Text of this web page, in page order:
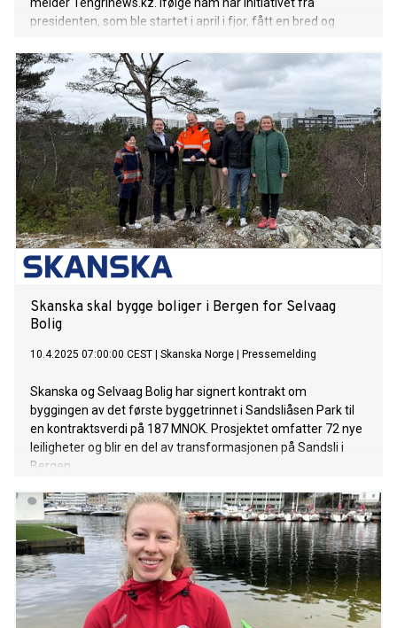
melder Tengrinews.kz. Ifølge ham har initiativet fra
presidenten, som ble startet i april i fjor, fått en bred og
og samfunnsprosjektet fikk bred oppslutning fra
befolkningen, særlig fra ungdommen. Alle regioner deltok i
aksjonen, sa Zheldibai. Siden initiativet ble satt i gang, er det
gjennomført 183 miljøtiltak tiltak i landet, med over 6,2
millioner deltakere - inkludert 229 000 frivillige. Prosjektet
omfattet et bredt spekter av tiltak: opprydding i nabolag og
offentlige områder – blant annet gjennom kampanjer som
Taza Ölge («Ren region»), World Clean Up Day og Önegelі
Urpaq («Den eksemplariske generasjonen»); planting av trær
og grøntarealer (Jasyl Aimaq – «Grønt område» og den
nasjonale skogplantingsdagen); forskjønnelse av historiske
og kulturelle steder (Kieli Meken – «Hellige steder»); samt
rensing av elvebre
Skanska skal bygge boliger i Bergen for Selvaag
Bolig
10.4.2025 07:00:00 CEST Skanska Norge Pressemelding
Skanska og Selvaag Bolig har signert kontrakt om
byggingen av det første byggetrinnet i Sandsliåsen Park til
en kontraktsverdi på 187 MNOK. Prosjektet omfatter 72 nye
leiligheter og blir en del av transformasjonen på Sandsli i
Bergen.